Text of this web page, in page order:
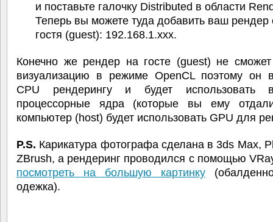
и поставьте галочку Distributed в области
Теперь вы можете туда добавить ваш рендер
гостя (guest): 192.168.1.xxx.
Конечно же рендер на госте (guest) не сможет
визуализацию в режиме OpenCL поэтому он
CPU рендерингу и будет использовать
процессорные ядра (которые вы ему
компьютер (host) будет использовать GPU для
P.S. Карикатура фотографа сделана в 3ds Max,
ZBrush, а рендеринг проводился с помощью
посмотреть на большую картинку
одежка).